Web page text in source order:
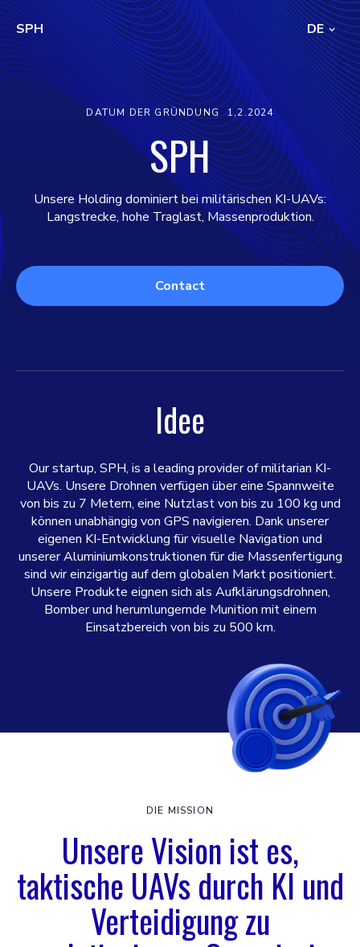
SPH DE
DATUM DER GRÜNDUNG 1,2.2024
SPH
Unsere Holding dominiert bei militärischen KI-UAVs:
Langstrecke, hohe Traglast, Massenproduktion.
Contact
Idee
Our startup, SPH, is a leading provider of militarian KI-
UAVs. Unsere Drohnen verfügen über eine Spannweite
von bis zu 7 Metern, eine Nutzlast von bis zu 100 kg und
können unabhängig von GPS navigieren. Dank unserer
eigenen KI-Entwicklung für visuelle Navigation und
unserer Aluminiumkonstruktionen für die Massenfertigung
sind wir einzigartig auf dem globalen Markt positioniert.
Unsere Produkte eignen sich als Aufklärungsdrohnen,
Bomber und herumlungernde Munition mit einem
Einsatzbereich von bis zu 500 km.
DIE MISSION
Unsere Vision ist es,
taktische UAVs durch KI und
Verteidigung zu